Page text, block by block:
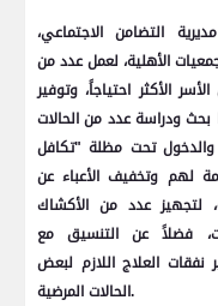
التضامن الاجتماعي،
الأهلية، لعمل عدد من
الأكثر احتياجاً، وتوفير
بحث ودراسة عدد من الحالات
تحت مظلة "تكافل
لهم وتخفيف الأعباء عن
لتجهيز عدد من الأكشاك
فضلاً عن التنسيق مع
نفقات العلاج اللازم لبعض
الحالات المرضية.